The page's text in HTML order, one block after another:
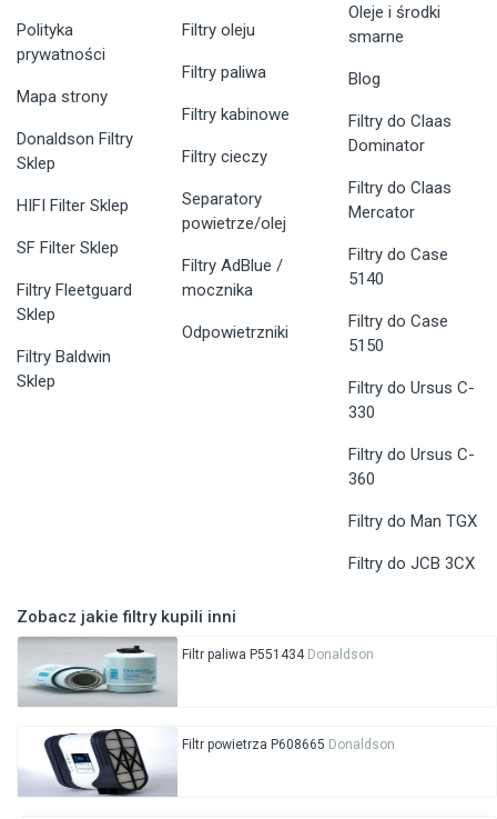
Polityka
prywatności
Mapa strony
Donaldson Filtry
Sklep
HIFI Filter Sklep
SF Filter Sklep
Filtry Fleetguard
Sklep
Filtry Baldwin
Sklep
Filtry oleju
Filtry paliwa
Filtry kabinowe
Filtry cieczy
Separatory
powietrze/olej
Filtry AdBlue /
mocznika
Odpowietrzniki
Oleje i środki
smarne
Blog
Filtry do Claas
Dominator
Filtry do Claas
Mercator
Filtry do Case
5140
Filtry do Case
5150
Filtry do Ursus C-
330
Filtry do Ursus C-
360
Filtry do Man TGX
Filtry do JCB 3CX
Zobacz jakie filtry kupili inni
Filtr paliwa P551434 Donaldson
Filtr powietrza P608665 Donaldson